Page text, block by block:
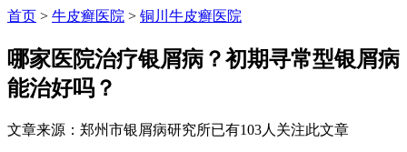
首页 > 牛皮癣医院 > 铜川牛皮癣医院
哪家医院治疗银屑病？初期寻常型银屑病
能治好吗？
文章来源：郑州市银屑病研究所已有103人关注此文章